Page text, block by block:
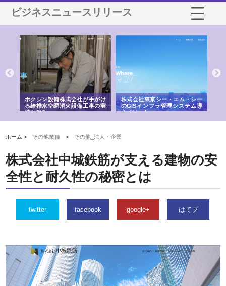
ビジネスニュースリリース
式会社東京シー・エム・シー
GISインフラ管理システム導
メリット
株式会社アクアスペースが水中
から陸上まで一貫施工できる理
由
株式会社地
れ続ける理
強み
ホーム > その他業種 > その他_法人・企業
株式会社中城鉄筋が支える建物の安
全性と耐久性の秘密とは
twitter facebook google+ はてブ